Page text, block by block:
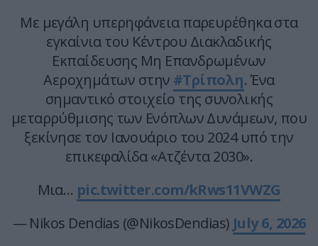
Με μεγάλη υπερηφάνεια παρευρέθηκα στα
εγκαίνια του Κέντρου Διακλαδικής
Εκπαίδευσης Μη Επανδρωμένων
Αεροχημάτων στην #Τρίπολη. Ένα
σημαντικό στοιχείο της συνολικής
μεταρρύθμισης των Ενόπλων Δυνάμεων, που
ξεκίνησε τον Ιανουάριο του 2024 υπό την
επικεφαλίδα «Ατζέντα 2030».
Μια… pic.twitter.com/kRws11VWZG
— Nikos Dendias (@NikosDendias) July 6, 2026